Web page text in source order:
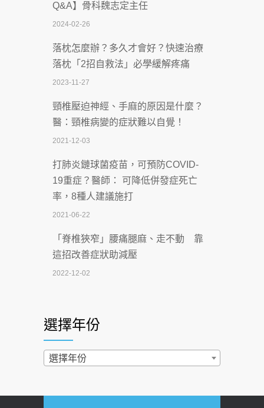
慣」逆轉腎功能 醫揭3招救命
2026-07-08
體溫飆破41度！醫連收兩例中暑病例：
致死率達8成
2026-07-07
深耕萬華55年 西園醫院回顧發展歷程與
智慧 醫療布局
2026-07-06
【115年臺北市「防癌保衛戰：健康好禮
一手刮」】 宣導
2026-07-02
2026-07-02
4連霸議員黃秋澤癌逝！食道癌為何奪命
西園醫院55周年 7／10捐血公益活動 邀
民眾熱血響應
2026-06-30
Q&A】骨科魏志定主任
2024-02-26
落枕怎麼辦？多久才會好？快速治療
落枕「2招自救法」必學緩解疼痛
2023-11-27
頸椎壓迫神經、手麻的原因是什麼？
醫：頸椎病變的症狀難以自覺！
2021-12-03
打肺炎鏈球菌疫苗，可預防COVID-
19重症？醫師： 可降低併發症死亡
率，8種人建議施打
2021-06-22
「脊椎狹窄」腰痛腿麻、走不動 靠
這招改善症狀助減壓
2022-12-02
2022-02-17
過量維生素D和鈣恐罹癌? 醫師釋
選擇年份
選擇年份